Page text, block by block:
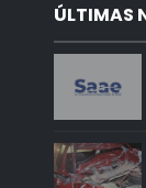
ÚLTIMAS